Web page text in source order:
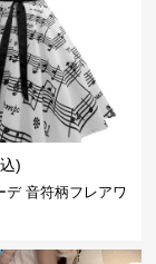
)
デ 音符柄フレアワ